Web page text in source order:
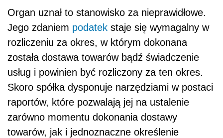
Organ uznał to stanowisko za nieprawidłowe.
Jego zdaniem podatek staje się wymagalny w
rozliczeniu za okres, w którym dokonana
została dostawa towarów bądź świadczenie
usług i powinien być rozliczony za ten okres.
Skoro spółka dysponuje narzędziami w postaci
raportów, które pozwalają jej na ustalenie
zarówno momentu dokonania dostawy
towarów, jak i jednoznaczne określenie